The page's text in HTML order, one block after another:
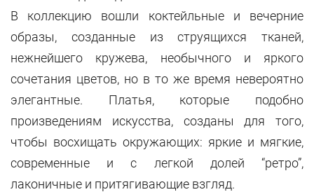
В коллекцию вошли коктейльные и вечерние
образы, созданные из струящихся тканей,
нежнейшего кружева, необычного и яркого
сочетания цветов, но в то же время невероятно
элегантные. Платья, которые подобно
произведениям искусства, созданы для того,
чтобы восхищать окружающих: яркие и мягкие,
современные и с легкой долей “ретро”,
лаконичные и притягивающие взгляд.